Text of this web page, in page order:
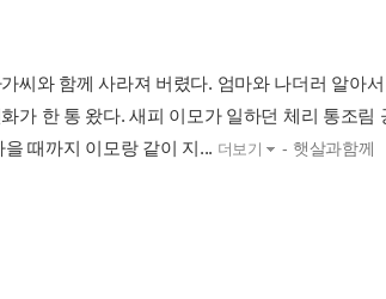
씨와 함께 사라져 버렸다. 엄마와 나더러 알아
가 한 통 왔다. 새피 이모가 일하던 체리 통조림
때까지 이모랑 같이 지... 더보기 - 햇살과함께